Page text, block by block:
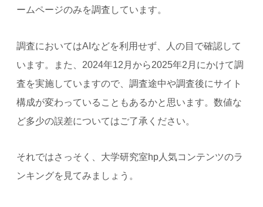
ームページのみを調査しています。
調査においてはAIなどを利用せず、人の目で確認して
います。また、2024年12月から2025年2月にかけて調
査を実施していますので、調査途中や調査後にサイト
構成が変わっていることもあるかと思います。数値な
ど多少の誤差についてはご了承ください。
それではさっそく、大学研究室hp人気コンテンツのラ
ンキングを見てみましょう。